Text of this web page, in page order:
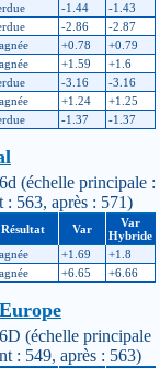
-1.44
-1.43
-2.86
-2.87
+0.78
+0.79
+1.59
+1.6
-3.16
-3.16
+1.24
+1.25
-1.37 -1.37
(échelle principale :
: 563, après : 571)
Résultat Var
Var
Hybride
+1.69
+1.8
+6.65 +6.66
(échelle principale
: 549, après : 563)